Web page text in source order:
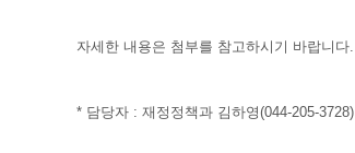
자세한 내용은 첨부를 참고하시기 바랍니다.
* 담당자 : 재정정책과 김하영(044-205-3728)